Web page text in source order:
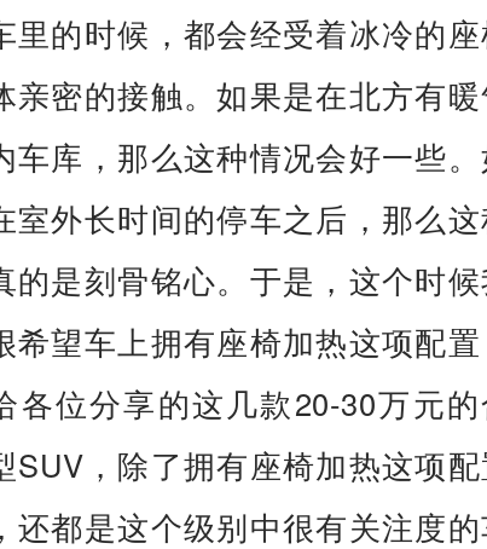
里的时候，都会经受着冰冷的
亲密的接触。如果是在北方有暖
车库，那么这种情况会好一些。
室外长时间的停车之后，那么这
的是刻骨铭心。于是，这个时候
希望车上拥有座椅加热这项配置
各位分享的这几款20-30万元的
SUV，除了拥有座椅加热这项配
还都是这个级别中很有关注度的